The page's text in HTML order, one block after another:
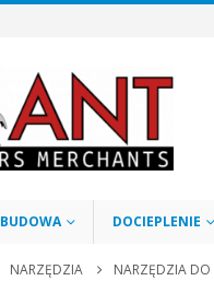
BUDOWA DOCIEPLENIE
NARZĘDZIA NARZĘDZIA DO